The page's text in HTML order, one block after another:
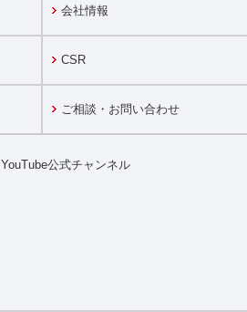
会社情報
CSR
ご相談・お問い合わせ
YouTube公式チャンネル